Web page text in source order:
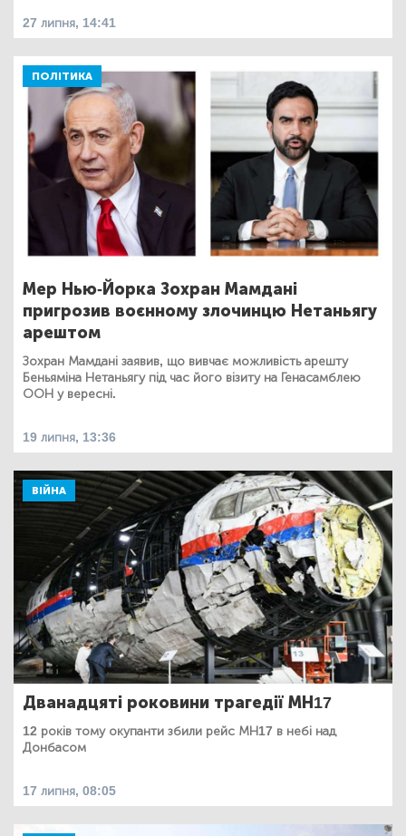
27 липня, 14:41
ПОЛІТИКА
Мер Нью-Йорка Зохран Мамдані
пригрозив воєнному злочинцю Нетаньягу
арештом
Зохран Мамдані заявив, що вивчає можливість арешту
Беньяміна Нетаньягу під час його візиту на Генасамблею
ООН у вересні.
19 липня, 13:36
ВІЙНА
Дванадцяті роковини трагедії МН17
12 років тому окупанти збили рейс МН17 в небі над
Донбасом
17 липня, 08:05